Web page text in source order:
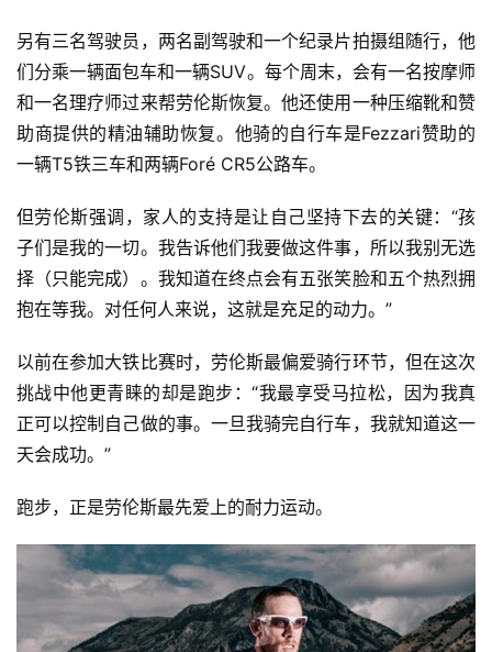
另有三名驾驶员，两名副驾驶和一个纪录片拍摄组随行，他
们分乘一辆面包车和一辆SUV。每个周末，会有一名按摩师
和一名理疗师过来帮劳伦斯恢复。他还使用一种压缩靴和赞
助商提供的精油辅助恢复。他骑的自行车是Fezzari赞助的
一辆T5铁三车和两辆Foré CR5公路车。
但劳伦斯强调，家人的支持是让自己坚持下去的关键：“孩
子们是我的一切。我告诉他们我要做这件事，所以我别无选
择（只能完成）。我知道在终点会有五张笑脸和五个热烈拥
抱在等我。对任何人来说，这就是充足的动力。”
以前在参加大铁比赛时，劳伦斯最偏爱骑行环节，但在这次
挑战中他更青睐的却是跑步：“我最享受马拉松，因为我真
正可以控制自己做的事。一旦我骑完自行车，我就知道这一
天会成功。”
跑步，正是劳伦斯最先爱上的耐力运动。